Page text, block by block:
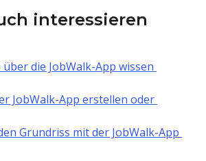
interessieren
über die JobWalk-App wissen
JobWalk-App erstellen oder
Grundriss mit der JobWalk-App